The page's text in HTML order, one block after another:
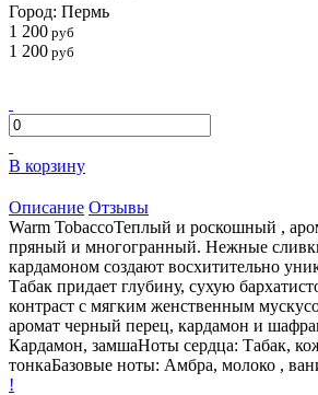
Город: Пермь
1 200 руб
1 200 руб
В корзину
Описание Отзывы
Warm TobaccoТеплый и роскошный ,
пряный и многогранный. Нежные
кардамоном создают восхитительно
Табак придает глубину, сухую
контраст с мягким женственным
аромат черный перец, кардамон и
Кардамон, замшаНоты сердца: Табак,
тонкаБазовые ноты: Амбра, молоко ,
!